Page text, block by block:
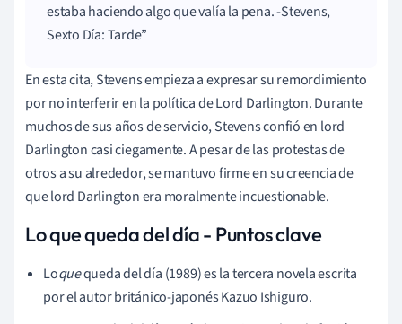
estaba haciendo algo que valía la pena. -Stevens,
Sexto Día: Tarde
En esta cita, Stevens empieza a expresar su remordimiento
por no interferir en la política de Lord Darlington. Durante
muchos de sus años de servicio, Stevens confió en lord
Darlington casi ciegamente. A pesar de las protestas de
otros a su alrededor, se mantuvo firme en su creencia de
que lord Darlington era moralmente incuestionable.
Lo que queda del día - Puntos clave
Loquequeda del día (1989) es la tercera novela escrita
por el autor británico-japonés Kazuo Ishiguro.